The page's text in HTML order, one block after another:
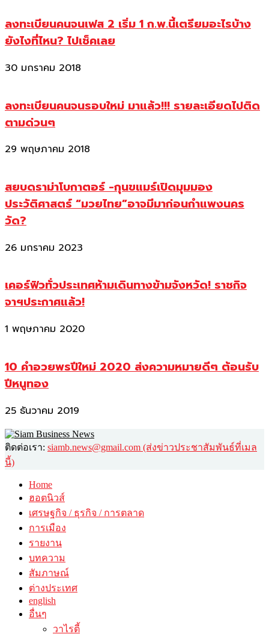
ลงทะเบียนคนจนเฟส 2 เริ่ม 1 ก.พ.นี้เตรียมอะไรบ้าง
ยังไงที่ไหน? ไปเช็คเลย
30 มกราคม 2018
ลงทะเบียนคนจนรอบใหม่ มาแล้ว!!! รายละเอียดไปติด
ตามด่วนๆ
29 พฤษภาคม 2018
สยบดราม่าโบกาตอร์ -กุนขแมร์เปิดมุมมอง
ประวัติศาสตร์ “มวยไทย”อาจมีมาก่อนกำแพงนคร
วัด?
26 มกราคม 2023
เคอร์ฟิวทั่วประเทศห้ามเดินทางข้ามจังหวัด! ราชกิจ
จาฯประกาศแล้ว!
1 พฤษภาคม 2020
10 คำอวยพรปีใหม่ 2020 ส่งความหมายดีๆ ต้อนรับ
ปีหนูทอง
25 ธันวาคม 2019
ติดต่อเรา: siamb.news@gmail.com (ส่งข่าวประชาสัมพันธ์ที่เมล
นี้)
Home
ฮอตนิวส์
เศรษฐกิจ / ธุรกิจ / การตลาด
การเมือง
รายงาน
บทความ
สัมภาษณ์
ต่างประเทศ
english
อื่นๆ
วาไรตี้